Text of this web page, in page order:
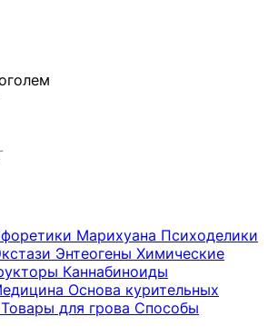
Марихуана Психоделики
Энтеогены Химические
Каннабиноиды
Основа курительных
Товары для грова Способы